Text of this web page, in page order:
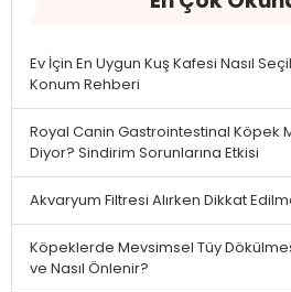
Ev İçin En Uygun Kuş Kafesi Nasıl
Konum Rehberi
Royal Canin Gastrointestinal Köpek
Diyor? Sindirim Sorunlarına Etkisi
Akvaryum Filtresi Alırken Dikkat
Köpeklerde Mevsimsel Tüy
ve Nasıl Önlenir?